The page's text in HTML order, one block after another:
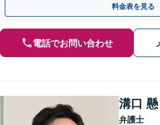
料金表を見る
電話でお問い合わせ
溝口 懸
弁護士